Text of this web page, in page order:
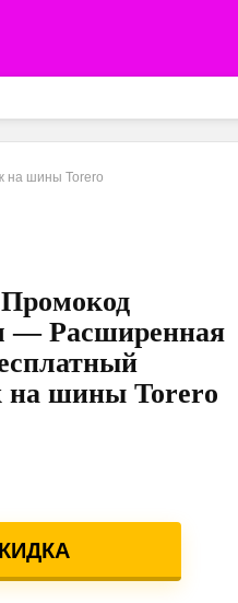
на шины Torero
Промокод
— Расширенная
шины Torero